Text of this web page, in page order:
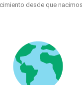
desde que